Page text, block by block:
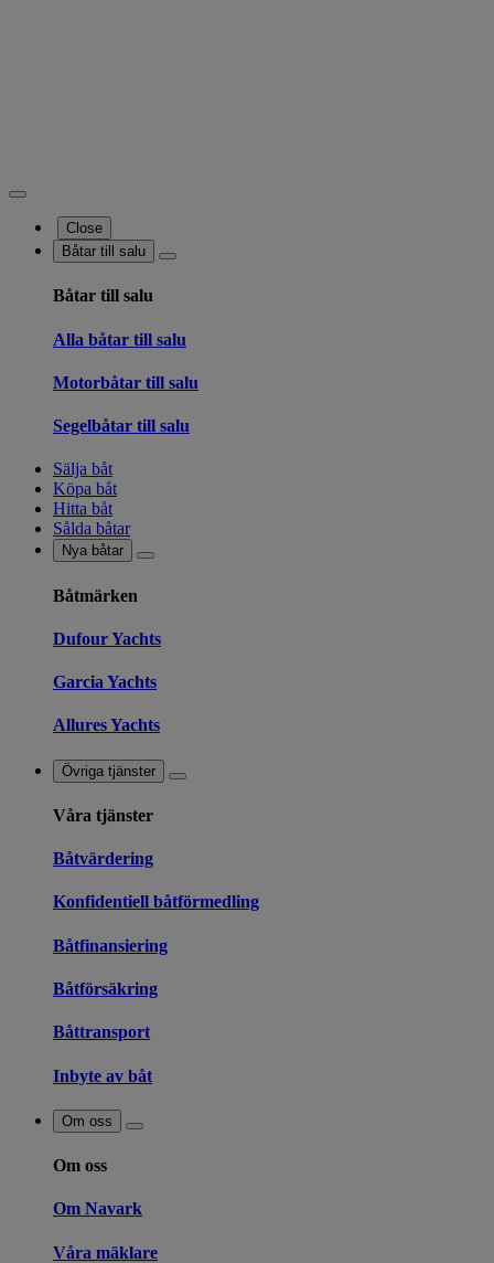
Close
Båtar till salu
Båtar till salu
Alla båtar till salu
Motorbåtar till salu
Segelbåtar till salu
Sälja båt
Köpa båt
Hitta båt
Sålda båtar
Nya båtar
Båtmärken
Dufour Yachts
Garcia Yachts
Allures Yachts
Övriga tjänster
Våra tjänster
Båtvärdering
Konfidentiell båtförmedling
Båtfinansiering
Båtförsäkring
Båttransport
Inbyte av båt
Om oss
Om oss
Om Navark
Våra mäklare